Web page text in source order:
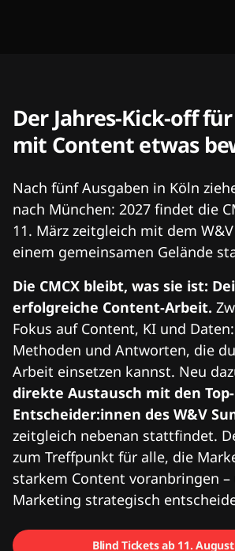
Der Jahres-Kick-off
mit Content etwas
Nach fünf Ausgaben in Köln
nach München: 2027 findet die
11. März zeitgleich mit dem
einem gemeinsamen Gelände
Die CMCX bleibt, was sie ist:
erfolgreiche Content-Arbeit.
Fokus auf Content, KI und Daten:
Methoden und Antworten, die
Arbeit einsetzen kannst. Neu
direkte Austausch mit den Top-
Entscheider:innen des W&V
zeitgleich nebenan stattfindet.
zum Treffpunkt für alle, die
starkem Content voranbringen
Marketing strategisch
Blind Tickets ab 11.